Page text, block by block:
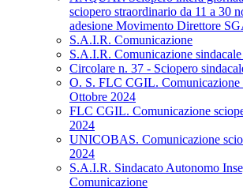
sciopero straordinario da 11 a 30
adesione Movimento Direttore
S.A.I.R. Comunicazione
S.A.I.R. Comunicazione
Circolare n. 37 - Sciopero
O. S. FLC CGIL. Comunicazione
Ottobre 2024
FLC CGIL. Comunicazione
2024
UNICOBAS. Comunicazione
2024
S.A.I.R. Sindacato Autonomo
Comunicazione